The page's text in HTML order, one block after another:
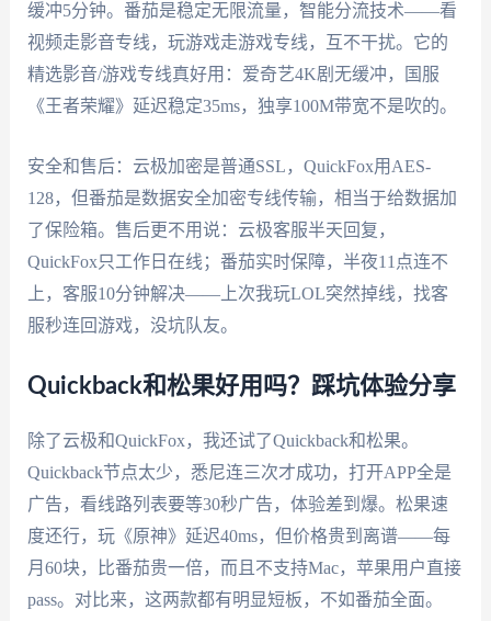
缓冲5分钟。番茄是稳定无限流量，智能分流技术——看
视频走影音专线，玩游戏走游戏专线，互不干扰。它的
精选影音/游戏专线真好用：爱奇艺4K剧无缓冲，国服
《王者荣耀》延迟稳定35ms，独享100M带宽不是吹的。
安全和售后：云极加密是普通SSL，QuickFox用AES-
128，但番茄是数据安全加密专线传输，相当于给数据加
了保险箱。售后更不用说：云极客服半天回复，
QuickFox只工作日在线；番茄实时保障，半夜11点连不
上，客服10分钟解决——上次我玩LOL突然掉线，找客
服秒连回游戏，没坑队友。
Quickback和松果好用吗？踩坑体验分享
除了云极和QuickFox，我还试了Quickback和松果。
Quickback节点太少，悉尼连三次才成功，打开APP全是
广告，看线路列表要等30秒广告，体验差到爆。松果速
度还行，玩《原神》延迟40ms，但价格贵到离谱——每
月60块，比番茄贵一倍，而且不支持Mac，苹果用户直接
pass。对比来，这两款都有明显短板，不如番茄全面。